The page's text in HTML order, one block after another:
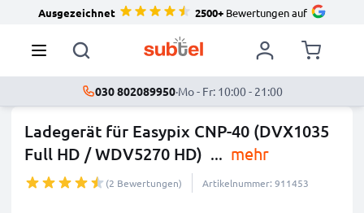
Ausgezeichnet 2500+Bewertungen auf
030 802089950·Mo - Fr: 10:00 - 21:00
Ladegerät für Easypix CNP-40 (DVX1035
Full HD / WDV5270 HD) ... mehr
(2 Bewertungen) Artikelnummer: 911453